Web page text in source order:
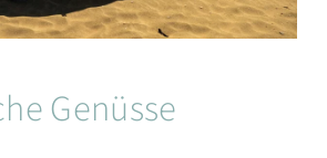
Genüsse